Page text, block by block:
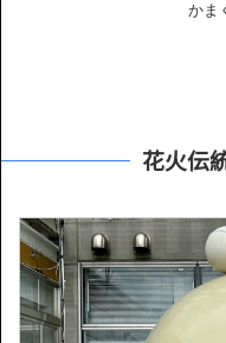
かま
花火伝